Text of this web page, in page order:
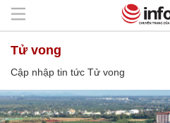
Tử vong
Cập nhập tin tức Tử vong